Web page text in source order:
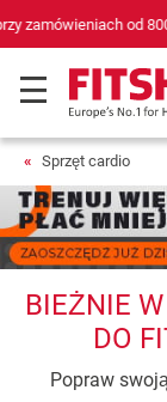
69 sklepów
Sprzęt cardio
BIEŻNIE
DO
Popraw